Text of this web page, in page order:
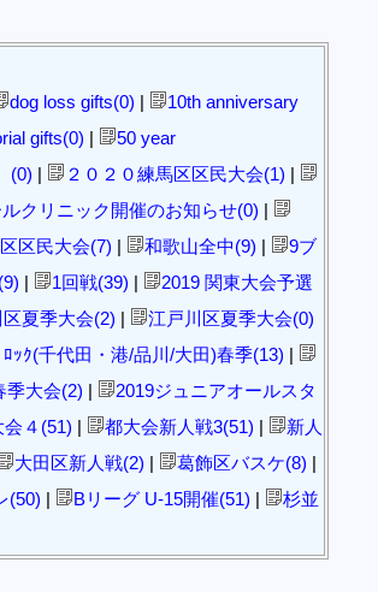
dog loss gifts(0) |
10th anniversary
gifts(0) |
50 year
(0) | ２０２０練馬区区民大会(1) |
クリニック開催のお知らせ(0) |
区民大会(7) | 和歌山全中(9) |
9ブ
| 1回戦(39) |
2019 関東大会予選
夏季大会(2) |
江戸川区夏季大会(0)
ﾛｯｸ(千代田・港/品川/大田)春季(13) |
季大会(2) |
2019ジュニアオールスタ
４(51) | 都大会新人戦3(51) |
新人
大田区新人戦(2) | 葛飾区バスケ(8) |
(50) | Bリーグ U-15開催(51) |
杉並